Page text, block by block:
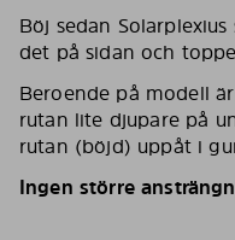
Böj sedan
det på sidan och
Beroende på modell
rutan lite djupare på
rutan (böjd) uppåt i
Ingen större